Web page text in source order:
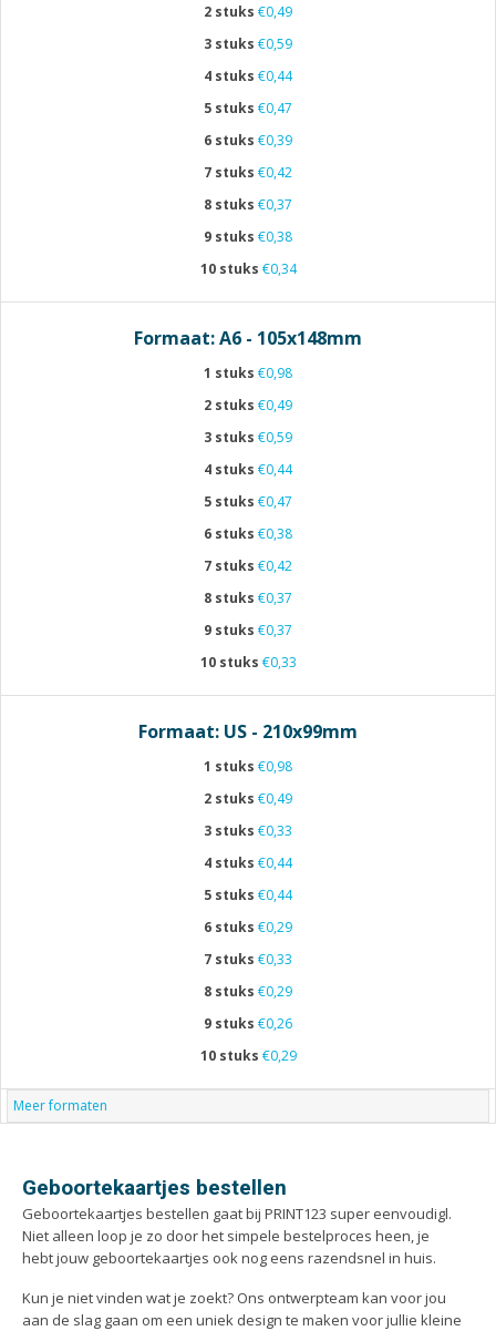
2 stuks €0,49
3 stuks €0,59
4 stuks €0,44
5 stuks €0,47
6 stuks €0,39
7 stuks €0,42
8 stuks €0,37
9 stuks €0,38
10 stuks €0,34
Formaat: A6 - 105x148mm
1 stuks €0,98
2 stuks €0,49
3 stuks €0,59
4 stuks €0,44
5 stuks €0,47
6 stuks €0,38
7 stuks €0,42
8 stuks €0,37
9 stuks €0,37
10 stuks €0,33
Formaat: US - 210x99mm
1 stuks €0,98
2 stuks €0,49
3 stuks €0,33
4 stuks €0,44
5 stuks €0,44
6 stuks €0,29
7 stuks €0,33
8 stuks €0,29
9 stuks €0,26
10 stuks €0,29
Meer formaten
Geboortekaartjes bestellen
Geboortekaartjes bestellen gaat bij PRINT123 super eenvoudigl.
Niet alleen loop je zo door het simpele bestelproces heen, je
hebt jouw geboortekaartjes ook nog eens razendsnel in huis.
Kun je niet vinden wat je zoekt? Ons ontwerpteam kan voor jou
aan de slag gaan om een uniek design te maken voor jullie kleine